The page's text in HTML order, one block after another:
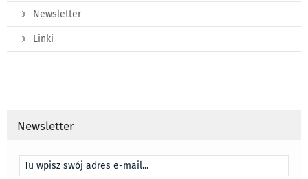
Newsletter
Linki
Newsletter